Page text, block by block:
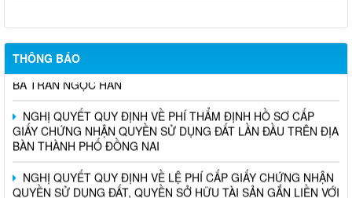
THÔNG BÁO
VỀ VIỆC CHO PHÉP CHUYỂN MỤC ĐÍCH SỬ DỤNG ĐẤT CHO
BÀ TRẦN NGỌC HÂN
NGHỊ QUYẾT QUY ĐỊNH VỀ PHÍ THẨM ĐỊNH HỒ SƠ CẤP
GIẤY CHỨNG NHẬN QUYỀN SỬ DỤNG ĐẤT LẦN ĐẦU TRÊN ĐỊA
BÀN THÀNH PHỐ ĐỒNG NAI
NGHỊ QUYẾT QUY ĐỊNH VỀ LỆ PHÍ CẤP GIẤY CHỨNG NHẬN
QUYỀN SỬ DỤNG ĐẤT, QUYỀN SỞ HỮU TÀI SẢN GẮN LIỀN VỚI
ĐẤT TRÊN ĐỊA BÀN THÀNH PHỐ ĐỒNG NAI